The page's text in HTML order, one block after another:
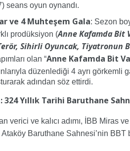
seans oyun oynandı.
ve 4 Muhteşem Gala: Sezon
prodüksiyon (Anne Kafamda Bit
Sihirli Oyuncak, Tiyatronun
olan “Anne Kafamda Bit
düzenlediği 4 ayrı görkemli
adından söz ettirdi.
Yıllık Tarihi Baruthane
verici ve kalıcı adımı, İBB Miras
Baruthane Sahnesi’nin